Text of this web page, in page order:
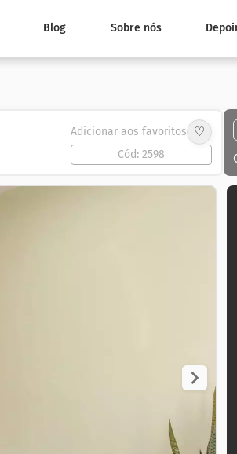
Blog Sobre nós
Adicionar aos favoritos ♡
Cód: 2598